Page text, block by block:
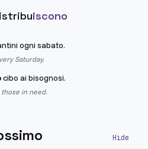
iscono
ogni sabato.
Saturday.
cibo ai bisognosi.
in need.